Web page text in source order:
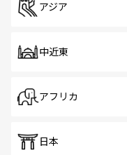
アジア
中近東
アフリカ
日本